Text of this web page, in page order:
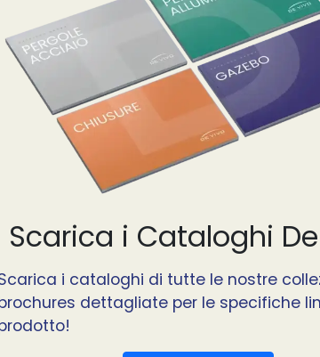
Scarica i Cataloghi
i cataloghi di tutte le nostre
dettagliate per le specifiche